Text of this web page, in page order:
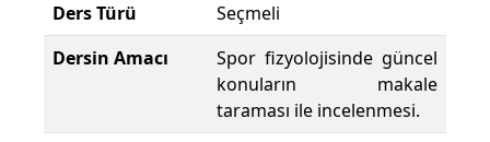
Ders Türü
Seçmeli
Dersin Amacı
Spor fizyolojisinde güncel
konuların makale
taraması ile incelenmesi.